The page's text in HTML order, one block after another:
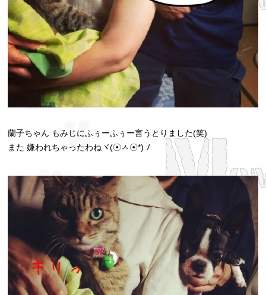
蘭子ちゃん もみじにふぅーふぅー言うとりました(笑)
また 嫌われちゃったわねヾ(☉ㅅ☉*) ﾉ